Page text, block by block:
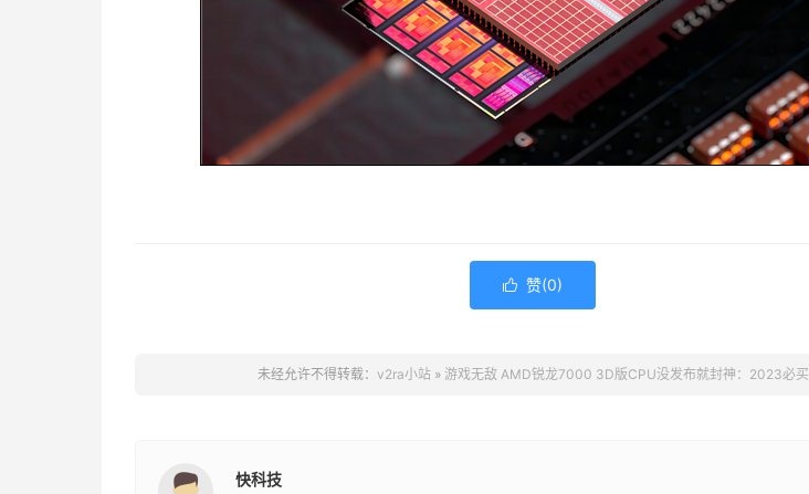
 赞(0)
未经允许不得转载： v2ra小站» 游戏无敌 AMD锐龙7000 3D版CPU没发布就封神：2023必买
快科技